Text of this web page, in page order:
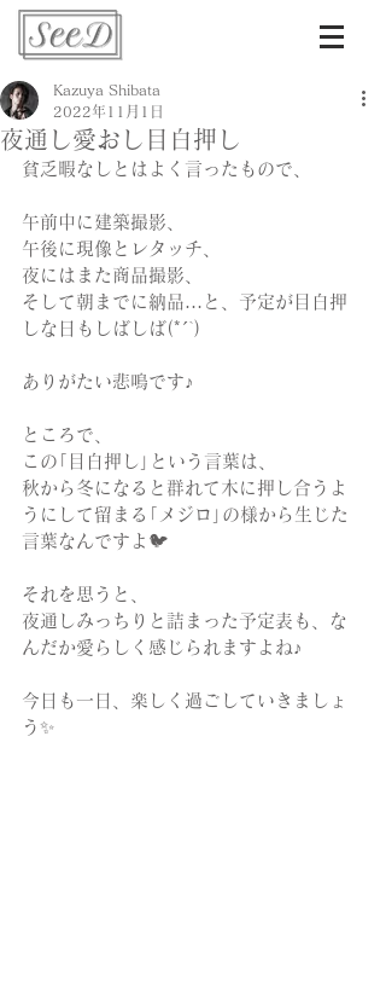
夜通し愛おし目白押し
Kazuya Shibata
2022年11月1日
貧乏暇なしとはよく言ったもので、
午前中に建築撮影、
午後に現像とレタッチ、
夜にはまた商品撮影、
そして朝までに納品…と、予定が目白押
しな日もしばしば(*´`)
ありがたい悲鳴です♪
ところで、
この｢目白押し｣という言葉は、
秋から冬になると群れて木に押し合うよ
うにして留まる｢メジロ｣の様から生じた
言葉なんですよ🐦
それを思うと、⁡
夜通し⁡みっちりと詰まった予定表も、な
んだか愛らしく感じられますよね♪
今日も一日、楽しく過ごしていきましょ
う✨